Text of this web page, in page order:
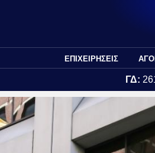
ΕΠΙΧΕΙΡΗΣΕΙΣ
ΓΔ: